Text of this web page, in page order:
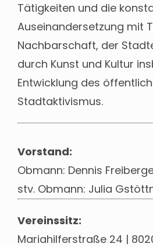
Tätigkeiten und die
Auseinandersetzung mit
Nachbarschaft, der
durch Kunst und Kultur
Entwicklung des
Stadtaktivismus.
Vorstand:
Obmann: Dennis
stv. Obmann: Julia
Vereinssitz:
Mariahilferstraße 24 |